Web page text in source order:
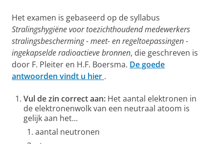
Het examen is gebaseerd op de syllabus
Stralingshygiëne voor toezichthoudend medewerkers
stralingsbescherming - meet- en regeltoepassingen -
ingekapselde radioactieve bronnen, die geschreven is
door F. Pleiter en H.F. Boersma. De goede
antwoorden vindt u hier .
Vul de zin correct aan: Het aantal elektronen in
de elektronenwolk van een neutraal atoom is
gelijk aan het...
aantal neutronen